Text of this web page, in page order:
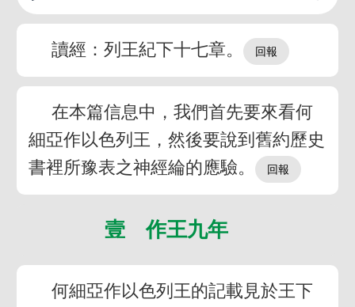
讀經：列王紀下十七章。
在本篇信息中，我們首先要來看何
細亞作以色列王，然後要說到舊約歷史
書裡所豫表之神經綸的應驗。
壹 作王九年
何細亞作以色列王的記載見於王下